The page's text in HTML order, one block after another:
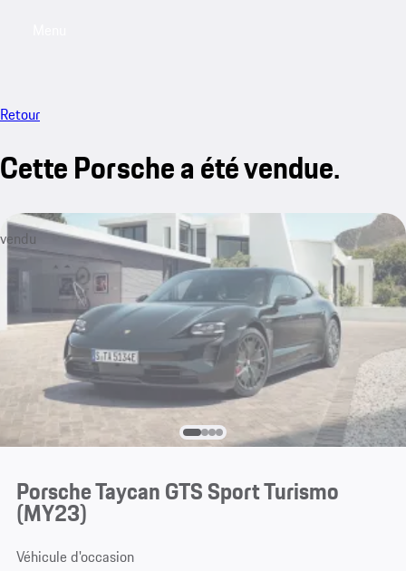
Retour
Cette Porsche a été vendue.
vendu
Porsche Taycan GTS Sport Turismo
(MY23)
Véhicule d'occasion